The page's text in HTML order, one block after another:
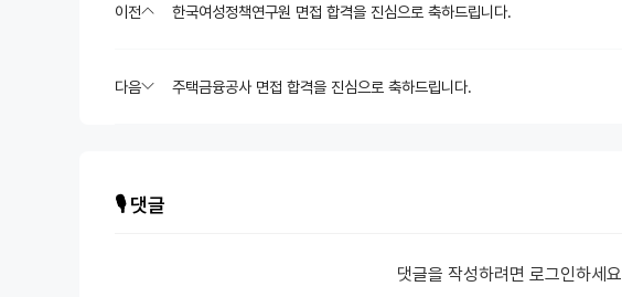
이전 한국여성정책연구원 면접 합격을 진심으로 축하드립니다.
다음 주택금융공사 면접 합격을 진심으로 축하드립니다.
🎙️ 댓글
댓글을 작성하려면 로그인하세요